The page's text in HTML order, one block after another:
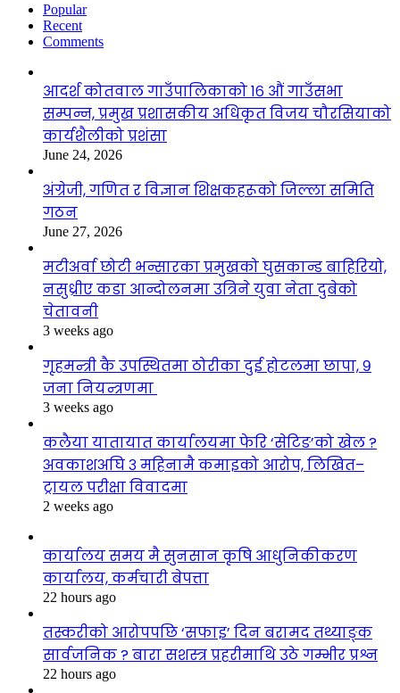
Popular
Recent
Comments
आदर्श कोतवाल गाउँपालिकाको १६ औं गाउँसभा
सम्पन्न, प्रमुख प्रशासकीय अधिकृत विजय चौरसियाको
कार्यशैलीको प्रशंसा
June 24, 2026
अंग्रेजी, गणित र विज्ञान शिक्षकहरूको जिल्ला समिति
गठन
June 27, 2026
मटीअर्वा छोटी भन्सारका प्रमुखको घुसकान्ड बाहिरियो,
नसुध्रीए कडा आन्दोलनमा उत्रिने युवा नेता दुबेको
चेतावनी
3 weeks ago
गृहमन्त्री कै उपस्थितमा ठोरीका दुई होटलमा छापा, ९
जना नियन्त्रणमा
3 weeks ago
कलैया यातायात कार्यालयमा फेरि ‘सेटिङ’को खेल ?
अवकाशअघि ३ महिनामै कमाइको आरोप, लिखित–
ट्रायल परीक्षा विवादमा
2 weeks ago
कार्यालय समय मै सुनसान कृषि आधुनिकीकरण
कार्यालय, कर्मचारी बेपत्ता
22 hours ago
तस्करीको आरोपपछि ‘सफाइ’ दिन बरामद तथ्याङ्क
सार्वजनिक ? बारा सशस्त्र प्रहरीमाथि उठे गम्भीर प्रश्न
22 hours ago